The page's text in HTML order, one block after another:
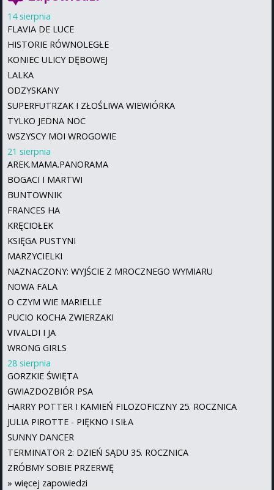
14 sierpnia
FLAVIA DE LUCE
HISTORIE RÓWNOLEGŁE
KONIEC ULICY DĘBOWEJ
LALKA
ODZYSKANY
SUPERFUTRZAK I ZŁOŚLIWA WIEWIÓRKA
TYLKO JEDNA NOC
WSZYSCY MOI WROGOWIE
21 sierpnia
AREK.MAMA.PANORAMA
BOGACI I MARTWI
BUNTOWNIK
FRANCES HA
KRĘCIOŁEK
KSIĘGA PUSTYNI
MARZYCIELKI
NAZNACZONY: WYJŚCIE Z MROCZNEGO WYMIARU
NOWA FALA
O CZYM WIE MARIELLE
PUCIO KOCHA ZWIERZAKI
VIVALDI I JA
WRONG GIRLS
28 sierpnia
GORZKIE ŚWIĘTA
GWIAZDOZBIÓR PSA
HARRY POTTER I KAMIEŃ FILOZOFICZNY 25. ROCZNICA
JULIA PIROTTE - PIĘKNO I SIŁA
SUNNY DANCER
TERMINATOR 2: DZIEŃ SĄDU 35. ROCZNICA
ZRÓBMY SOBIE PRZERWĘ
» więcej zapowiedzi